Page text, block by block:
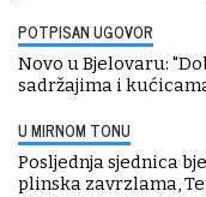
POTPISAN UGOVOR
Novo u Bjelovaru:
sadržajima i
U MIRNOM TONU
Posljednja sjednica
plinska zavrzlama,